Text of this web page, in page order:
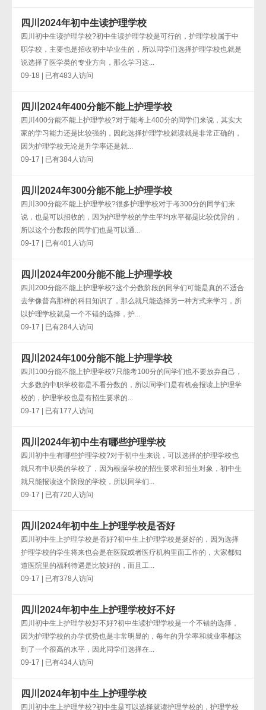
四川2024年初中生读护理学校
四川初中生读护理学校?初中生读护理学校是可行的，护理学校属于中
职学校，主要也是招收初中毕业生的，所以同学们选择护理学校也就是
说选择了医学类的专业方向，那么学习这...
09-18 | 已有483人访问
四川2024年400分能不能上护理学校
四川400分能不能上护理学校?对于能考上400分的同学们来说，其实大
家的学习能力还是比较强的，因此选择护理学校就读就是非常正确的，
因为护理学校无论是升学率还是就...
09-17 | 已有384人访问
四川2024年300分能不能上护理学校
四川300分能不能上护理学校?很多护理学校对于考300分的同学们来
说，也是可以招收的，因为护理学校的学生平均水平都是比较优异的，
所以这个分数段的同学们也是可以通...
09-17 | 已有401人访问
四川2024年200分能不能上护理学校
四川200分能不能上护理学校?这个分数阶段的同学们可能是真的不适合
去学像普高那样的科目知识了，那么就只能选择另一种方式来学习，所
以护理学校就是一个不错的选择，护...
09-17 | 已有284人访问
四川2024年100分能不能上护理学校
四川100分能不能上护理学校?只能考100分的同学们也不要放弃自己，
大多数的中职学校都是不看分数的，所以同学们是有机会报读上护理学
校的，护理学校也是有招生要求的...
09-17 | 已有177人访问
四川2024年初中生有哪些护理学校
四川初中生有哪些护理学校?对于初中生来说，可以选择的护理学校也
就只有中职类的学校了，因为根据学校的招生要求和招生对象，初中生
就只能报读这个阶段的学校，所以同学们...
09-17 | 已有720人访问
四川2024年初中生上护理学校是否好
四川初中生上护理学校是否好?初中生上护理学校是挺好的，因为选择
护理学校的学生将来也会是在医院或者医疗机构里面工作的，大家都知
道医院里的福利待遇是比较好的，而且工...
09-17 | 已有378人访问
四川2024年初中生上护理学校好不好
四川初中生上护理学校好不好?初中生读护理学校是一个不错的选择，
因为护理学校的办学优势也是非常明显的，每年的升学率和就业率都达
到了一个很高的水平，因此同学们选择在...
09-17 | 已有434人访问
四川2024年初中生上护理学校
四川初中生上护理学校?初中生是可以选择就读护理学校的，护理学校